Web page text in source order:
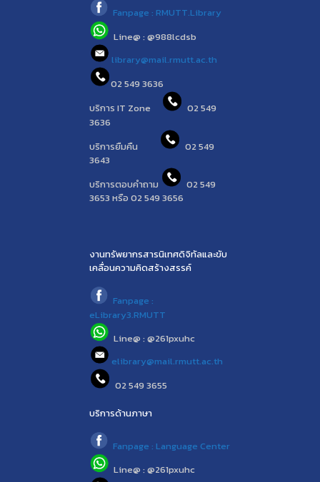
Fanpage : RMUTT.Library
Line@ : @988lcdsb
library@mail.rmutt.ac.th
02 549 3636
บริการ IT Zone
02 549
3636
บริการยืมคืน
02 549
3643
บริการตอบคำถาม
02 549
3653 หรือ 02 549 3656
งานทรัพยากรสารนิเทศดิจิทัลและขับ
เคลื่อนความคิดสร้างสรรค์
Fanpage :
eLibrary3.RMUTT
Line@ : @261pxuhc
elibrary@mail.rmutt.ac.th
02 549 3655
บริการด้านภาษา
Fanpage : Language Center
Line@ : @261pxuhc